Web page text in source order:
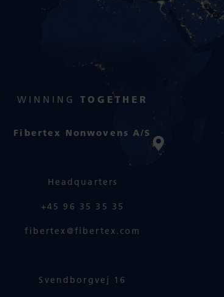
WINNING TOGETHER
Fibertex Nonwovens A/S
Headquarters
+45 96 35 35 35
fibertex@fibertex.com
Svendborgvej 16